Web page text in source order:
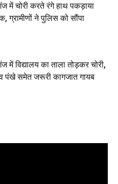
में चोरी करते रंगे हाथ पकड़ाया
ग्रामीणों ने पुलिस को सौंपा
में विद्यालय का ताला तोड़कर चोरी,
पंखे समेत जरूरी कागजात गायब